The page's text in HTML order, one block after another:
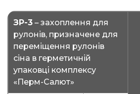
ЗР-3 – захоплення для
рулонів, призначене для
переміщення рулонів
сіна в герметичній
упаковці комплексу
«Перм-Салют»